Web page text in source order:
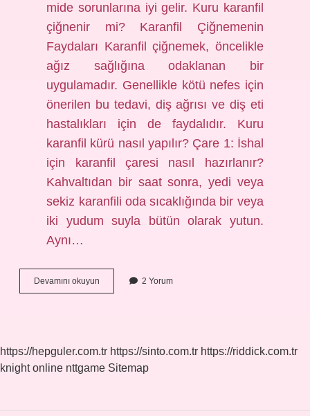
mide sorunlarına iyi gelir. Kuru karanfil
çiğnenir mi? Karanfil Çiğnemenin
Faydaları Karanfil çiğnemek, öncelikle
ağız sağlığına odaklanan bir
uygulamadır. Genellikle kötü nefes için
önerilen bu tedavi, diş ağrısı ve diş eti
hastalıkları için de faydalıdır. Kuru
karanfil kürü nasıl yapılır? Çare 1: İshal
için karanfil çaresi nasıl hazırlanır?
Kahvaltıdan bir saat sonra, yedi veya
sekiz karanfili oda sıcaklığında bir veya
iki yudum suyla bütün olarak yutun.
Aynı…
Devamını okuyun
Karanfil
2 Yorum
https://hepguler.com.tr https://sinto.com.tr https://riddick.com.tr
knight online nttgame Sitemap